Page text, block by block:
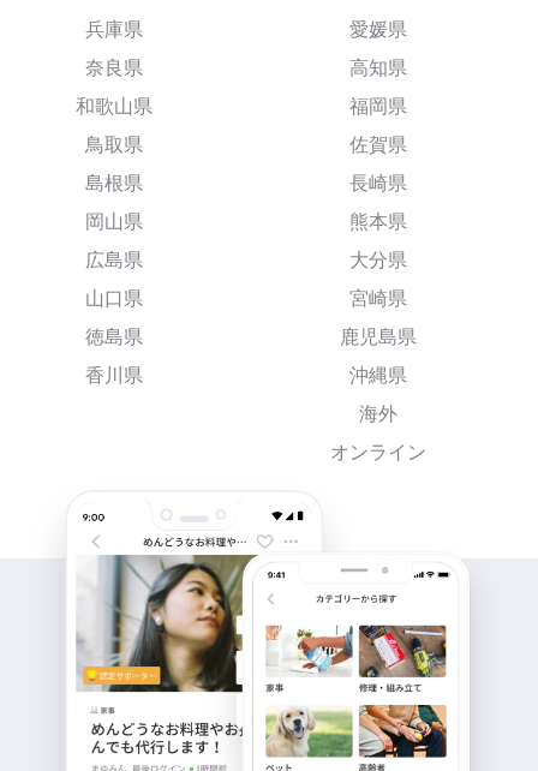
兵庫県
奈良県
和歌山県
鳥取県
島根県
岡山県
広島県
山口県
徳島県
香川県
愛媛県
高知県
福岡県
佐賀県
長崎県
熊本県
大分県
宮崎県
鹿児島県
沖縄県
海外
オンライン